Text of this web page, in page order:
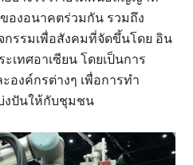
องอนาคตร่วมกัน รวมถึง
จกรรมเพื่อสังคมที่จัดขึ้นโดย อิน
เทศอาเซียน โดยเป็นการ
องค์กรต่างๆ เพื่อการทำ
งปันให้กับชุมชน